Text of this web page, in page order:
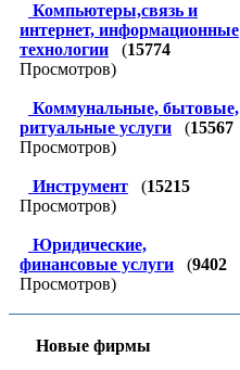
Компьютеры,связь и
интернет, информационные
технологии
(15774
Просмотров)
Коммунальные, бытовые,
ритуальные услуги
(15567
Просмотров)
Инструмент (15215
Просмотров)
Юридические,
финансовые услуги
(9402
Просмотров)
Новые фирмы